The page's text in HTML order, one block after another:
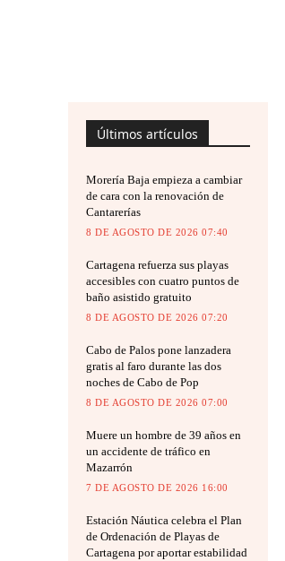
Últimos artículos
Morería Baja empieza a cambiar
de cara con la renovación de
Cantarerías
8 DE AGOSTO DE 2026 07:40
Cartagena refuerza sus playas
accesibles con cuatro puntos de
baño asistido gratuito
8 DE AGOSTO DE 2026 07:20
Cabo de Palos pone lanzadera
gratis al faro durante las dos
noches de Cabo de Pop
8 DE AGOSTO DE 2026 07:00
Muere un hombre de 39 años en
un accidente de tráfico en
Mazarrón
7 DE AGOSTO DE 2026 16:00
Estación Náutica celebra el Plan
de Ordenación de Playas de
Cartagena por aportar estabilidad